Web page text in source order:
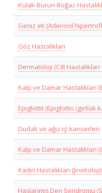
Kulak-Burun-Boğaz
Geniz eti (Adenoid
Göz Hastalıkları
Dermatoloji (Cilt
Kalp ve Damar Hastalıkları
Epiglottit (Epiglottis (gırtlak
Dudak ve ağız içi kanserleri
Kalp ve Damar Hastalıkları
Kadın Hastalıkları (Jinekoloji)
Haşlanmış Deri Sendromu